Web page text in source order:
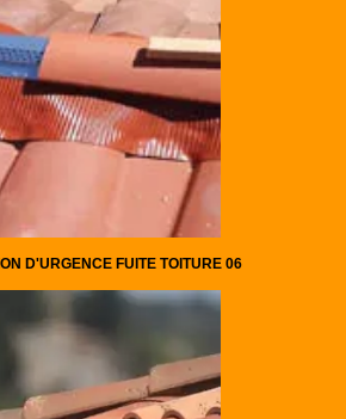
D'URGENCE FUITE TOITURE 06